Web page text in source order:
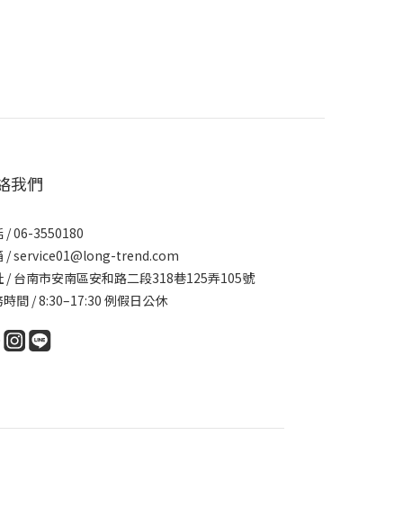
我們
/ 06-3550180
/ service01@long-trend.com
/ 台南市安南區安和路二段318巷125弄105號
時間 / 8:30–17:30 例假日公休